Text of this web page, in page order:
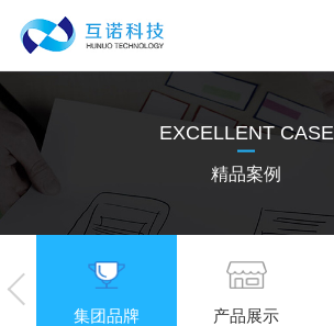
EXCELLENT CASE
精品案例
集团品牌 产品展示